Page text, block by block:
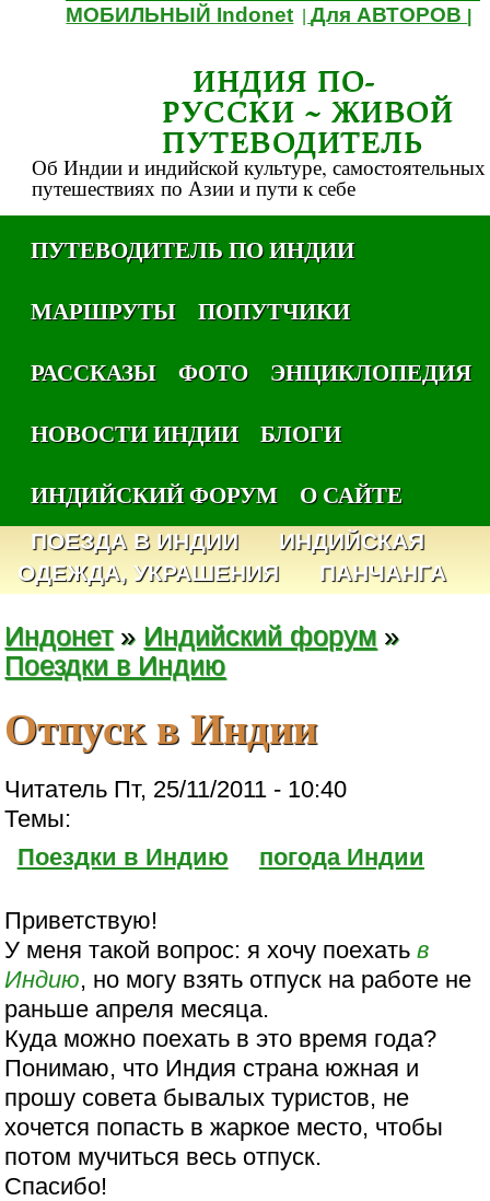
МОБИЛЬНЫЙ Indonet |Для АВТОРОВ
ИНДИЯ ПО-
РУССКИ ~ ЖИВОЙ
ПУТЕВОДИТЕЛЬ
Об Индии и индийской культуре, самостоятельных
путешествиях по Азии и пути к себе
ПУТЕВОДИТЕЛЬ ПО ИНДИИ
МАРШРУТЫ
ПОПУТЧИКИ
РАССКАЗЫ
ФОТО
ЭНЦИКЛОПЕДИЯ
НОВОСТИ ИНДИИ
БЛОГИ
ИНДИЙСКИЙ ФОРУМ
О САЙТЕ
ПОЕЗДА В ИНДИИ
ИНДИЙСКАЯ
ОДЕЖДА, УКРАШЕНИЯ
ПАНЧАНГА
Индонет» Индийский форум »
Поездки в Индию
Отпуск в Индии
Читатель Пт, 25/11/2011 - 10:40
Темы:
Поездки в Индию
погода Индии
Приветствую!
У меня такой вопрос: я хочу поехатьв
Индию, но могу взять отпуск на работе не
раньше апреля месяца.
Куда можно поехать в это время года?
Понимаю, что Индия страна южная и
прошу совета бывалых туристов, не
хочется попасть в жаркое место, чтобы
потом мучиться весь отпуск.
Спасибо!